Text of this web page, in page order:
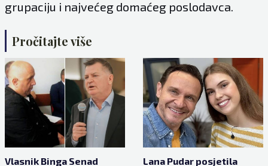
grupaciju i najvećeg domaćeg poslodavca.
Pročitajte više
Vlasnik Binga Senad
Lana Pudar posjetila